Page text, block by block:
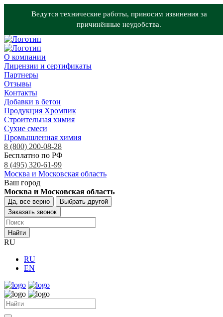
Ведутся технические работы, приносим извинения за
причинённые неудобства.
О компании
Лицензии и сертификаты
Партнеры
Отзывы
Контакты
Добавки в бетон
Продукция Хромпик
Строительная химия
Сухие смеси
Промышленная химия
8 (800) 200-08-28
Бесплатно по РФ
8 (495) 320-61-99
Москва и Московская область
Ваш город
Москва и Московская область
Да, все верно
Выбрать другой
Заказать звонок
Найти
RU
RU
EN